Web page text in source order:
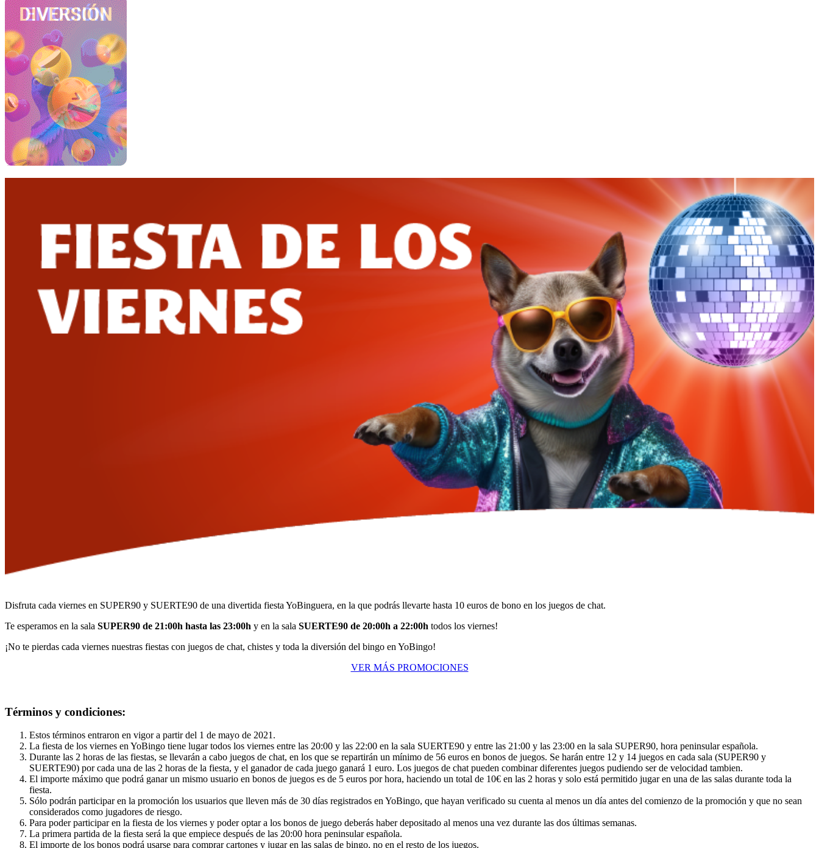
Disfruta cada viernes en SUPER90 y SUERTE90 de una divertida fiesta YoBinguera, en la que podrás llevarte hasta 10 euros de bono en los juegos de chat.
Te esperamos en la sala SUPER90 de 21:00h hasta las 23:00h y en la sala SUERTE90 de 20:00h a 22:00h todos los viernes!
¡No te pierdas cada viernes nuestras fiestas con juegos de chat, chistes y toda la diversión del bingo en YoBingo!
VER MÁS PROMOCIONES
Términos y condiciones:
Estos términos entraron en vigor a partir del 1 de mayo de 2021.
La fiesta de los viernes en YoBingo tiene lugar todos los viernes entre las 20:00 y las 22:00 en la sala SUERTE90 y entre las 21:00 y las 23:00 en la sala SUPER90, hora peninsular española.
Durante las 2 horas de las fiestas, se llevarán a cabo juegos de chat, en los que se repartirán un mínimo de 56 euros en bonos de juegos. Se harán entre 12 y 14 juegos en cada sala (SUPER90 y
SUERTE90) por cada una de las 2 horas de la fiesta, y el ganador de cada juego ganará 1 euro. Los juegos de chat pueden combinar diferentes juegos pudiendo ser de velocidad tambien.
El importe máximo que podrá ganar un mismo usuario en bonos de juegos es de 5 euros por hora, haciendo un total de 10€ en las 2 horas y solo está permitido jugar en una de las salas durante toda la
fiesta.
Sólo podrán participar en la promoción los usuarios que lleven más de 30 días registrados en YoBingo, que hayan verificado su cuenta al menos un día antes del comienzo de la promoción y que no sean
considerados como jugadores de riesgo.
Para poder participar en la fiesta de los viernes y poder optar a los bonos de juego deberás haber depositado al menos una vez durante las dos últimas semanas.
La primera partida de la fiesta será la que empiece después de las 20:00 hora peninsular española.
El importe de los bonos podrá usarse para comprar cartones y jugar en las salas de bingo, no en el resto de los juegos.